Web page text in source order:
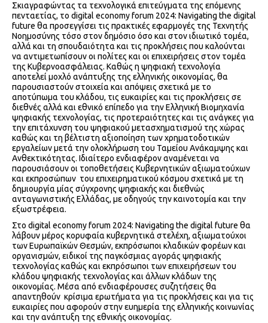
Σκιαγραφώντας τα τεχνολογικά επιτεύγματα της επόμενης
πενταετίας, το digital economy forum 2024: Navigating the digital
future θα προσεγγίσει τις πρακτικές εφαρμογές της Τεχνητής
Νοημοσύνης τόσο στον δημόσιο όσο και στον ιδιωτικό τομέα,
αλλά και τη σπουδαιότητα και τις προκλήσεις που καλούνται
να αντιμετωπίσουν οι πολίτες και οι επιχειρήσεις στον τομέα
της Κυβερνοασφάλειας. Καθώς η ψηφιακή τεχνολογία
αποτελεί μοχλό ανάπτυξης της ελληνικής οικονομίας, θα
παρουσιαστούν στοιχεία και απόψεις σχετικά με το
αποτύπωμα του κλάδου, τις ευκαιρίες και τις προκλήσεις σε
διεθνές αλλά και εθνικό επίπεδο για την Ελληνική Βιομηχανία
ψηφιακής τεχνολογίας, τις προτεραιότητες και τις ανάγκες για
την επιτάχυνση του ψηφιακού μετασχηματισμού της χώρας
καθώς και τη βέλτιστη αξιοποίηση των χρηματοδοτικών
εργαλείων μετά την ολοκλήρωση του Ταμείου Ανάκαμψης και
Ανθεκτικότητας. Ιδιαίτερο ενδιαφέρον αναμένεται να
παρουσιάσουν οι τοποθετήσεις Κυβερνητικών αξιωματούχων
και εκπροσώπων του επιχειρηματικού κόσμου σχετικά με τη
δημιουργία μίας σύγχρονης ψηφιακής και διεθνώς
ανταγωνιστικής Ελλάδας, με οδηγούς την καινοτομία και την
εξωστρέφεια.
Στο digital economy forum 2024: Navigating the digital future θα
λάβουν μέρος κορυφαία κυβερνητικά στελέχη, αξιωματούχοι
των Ευρωπαϊκών Θεσμών, εκπρόσωποι κλαδικών φορέων και
οργανισμών, ειδικοί της παγκόσμιας αγοράς ψηφιακής
τεχνολογίας καθώς και εκπρόσωποι των επιχειρήσεων του
κλάδου ψηφιακής τεχνολογίας και άλλων κλάδων της
οικονομίας. Μέσα από ενδιαφέρουσες συζητήσεις θα
απαντηθούν κρίσιμα ερωτήματα για τις προκλήσεις και για τις
ευκαιρίες που αφορούν στην ευημερία της ελληνικής κοινωνίας
και την ανάπτυξη της εθνικής οικονομίας.